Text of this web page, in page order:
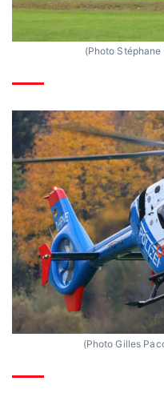
(Photo
(Photo Gilles